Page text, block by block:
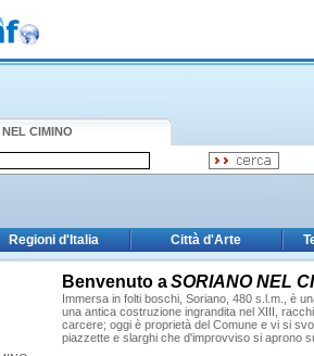
CIMINO
Regioni d'Italia Città d'Arte
Benvenuto a SORIANO NEL
Immersa in folti boschi, Soriano, 480 s.l.m., è
una antica costruzione ingrandita nel XIII,
carcere; oggi è proprietà del Comune e vi si
piazzette e slarghi che d'improvviso si aprono